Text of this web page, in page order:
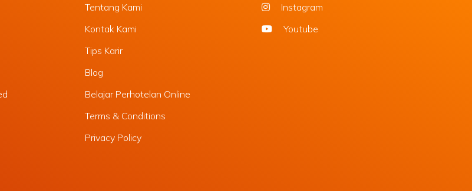
Tentang Kami
Kontak Kami
Tips Karir
Blog
Belajar Perhotelan Online
Terms & Conditions
Privacy Policy
Instagram
Youtube